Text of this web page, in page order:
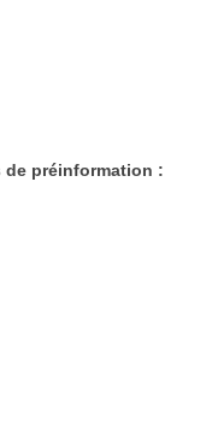
de préinformation :